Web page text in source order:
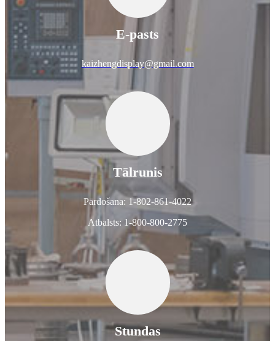
E-pasts
kaizhengdisplay@gmail.com
Tālrunis
Pārdošana: 1-802-861-4022
Atbalsts: 1-800-800-2775
Stundas